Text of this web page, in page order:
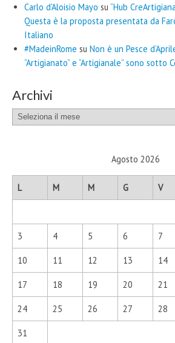
Carlo d'Aloisio Mayo su “Hub
Questa è la proposta presentata da
Italiano
#MadeinRome su Non è un Pesce
“Artigianato” e “Artigianale” sono sotto
Archivi
Archivi
Agosto 2026
L M M G V
3 4 5 6 7
10 11 12 13 14
17 18 19 20 21
24 25 26 27 28
31